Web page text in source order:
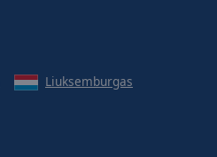
Liuksemburgas